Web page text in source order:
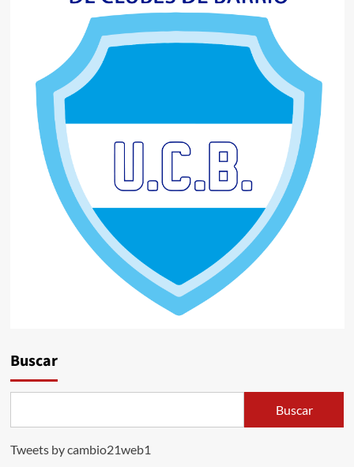
Buscar
Buscar
Tweets by cambio21web1